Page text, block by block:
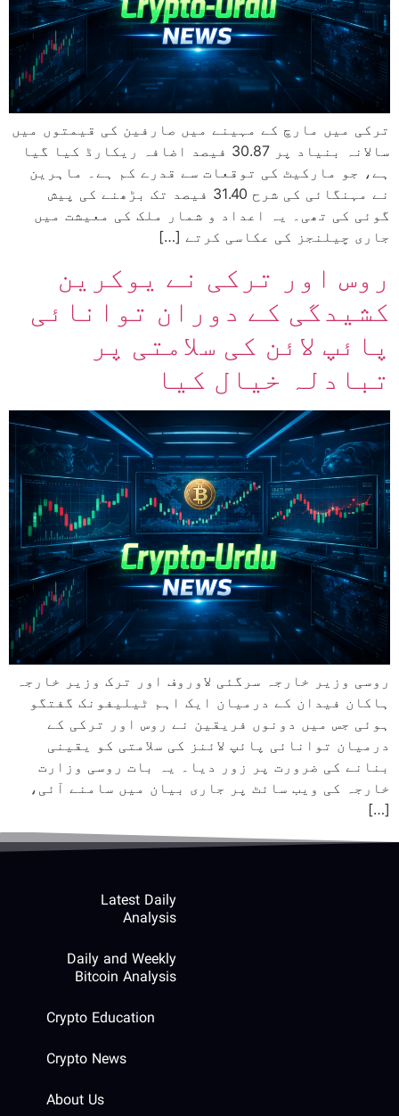
ترکی میں مارچ کے مہینے میں صارفین کی قیمتوں میں
سالانہ بنیاد پر 30.87 فیصد اضافہ ریکارڈ کیا گیا
ہے، جو مارکیٹ کی توقعات سے قدرے کم ہے۔ ماہرین
نے مہنگائی کی شرح 31.40 فیصد تک بڑھنے کی پیش
گوئی کی تھی۔ یہ اعداد و شمار ملک کی معیشت میں
جاری چیلنجز کی عکاسی کرتے […]
روس اور ترکی نے یوکرین
کشیدگی کے دوران توانائی
پائپ لائن کی سلامتی پر
تبادلہ خیال کیا
روسی وزیر خارجہ سرگئی لاوروف اور ترک وزیر خارجہ
ہاکان فیدان کے درمیان ایک اہم ٹیلیفونک گفتگو
ہوئی جس میں دونوں فریقین نے روس اور ترکی کے
درمیان توانائی پائپ لائنز کی سلامتی کو یقینی
بنانے کی ضرورت پر زور دیا۔ یہ بات روسی وزارت
خارجہ کی ویب سائٹ پر جاری بیان میں سامنے آئی،
[…]
Latest Daily
Analysis
Daily and Weekly
Bitcoin Analysis
Crypto Education
Crypto News
About Us